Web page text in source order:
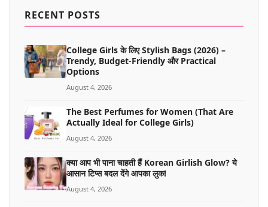
RECENT POSTS
College Girls के लिए Stylish Bags (2026) –
Trendy, Budget-Friendly और Practical
Options
August 4, 2026
The Best Perfumes for Women (That Are
Actually Ideal for College Girls)
August 4, 2026
क्या आप भी पाना चाहती हैं Korean Girlish Glow? ये
आसान टिप्स बदल देंगे आपका लुक!
August 4, 2026